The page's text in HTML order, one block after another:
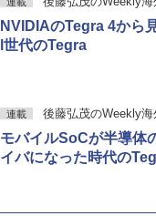
NVIDIAのTegra 4から
l世代のTegra
連載 後藤弘茂のWeekly海
モバイルSoCが半導体
イバになった時代の